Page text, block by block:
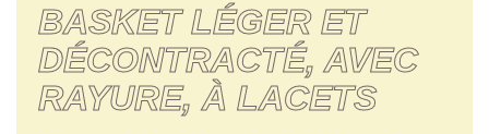
BASKET LÉGER ET
DÉCONTRACTÉ, AVEC
RAYURE, À LACETS